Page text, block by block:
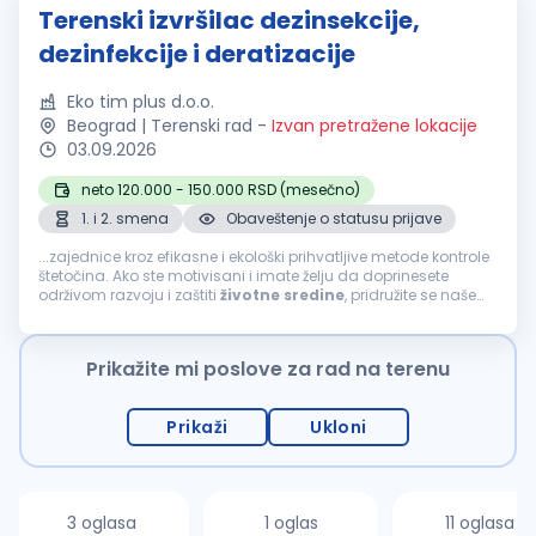
Terenski izvršilac dezinsekcije,
dezinfekcije i deratizacije
Eko tim plus d.o.o.
Beograd | Terenski rad - Izvan pretražene lokacije
03.09.2026
neto 120.000 - 150.000 RSD (mesečno)
1. i 2. smena
Obaveštenje o statusu prijave
...zajednice kroz efikasne i ekološki prihvatljive metode kontrole
štetočina. Ako ste motivisani i imate želju da doprinesete
održivom razvoju i zaštiti životne sredine, pridružite se našem
dezinsekcije...
Prikažite mi poslove za rad na terenu
Prikaži Ukloni
3 oglasa 1 oglas 11 oglasa